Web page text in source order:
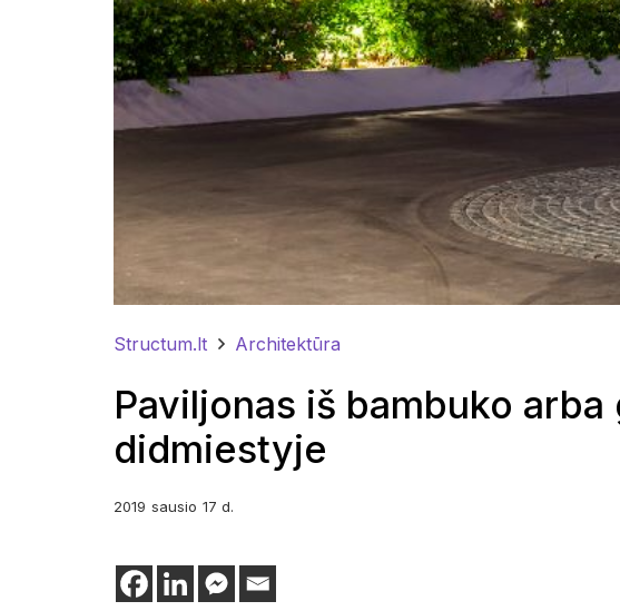
Structum.lt Architektūra
Paviljonas iš bambuko
didmiestyje
2019 sausio 17 d.